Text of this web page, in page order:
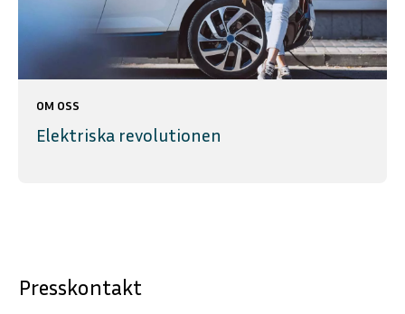
OM OSS
Elektriska revolutionen
Presskontakt